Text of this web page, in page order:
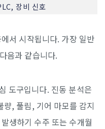
장비 신호
서 시작됩니다. 가장 일반
음과 같습니다.
도구입니다. 진동 분석은
, 풀림, 기어 마모를 감지
생하기 수주 또는 수개월